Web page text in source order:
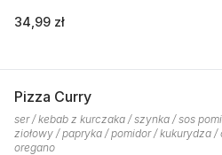
34,99 zł
Pizza Curry
ser / kebab z kurczaka / szynka / sos
ziołowy / papryka / pomidor / kukurydza /
oregano